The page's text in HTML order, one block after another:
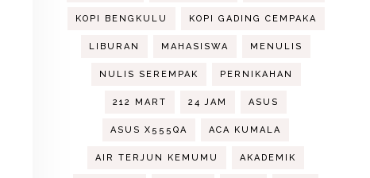
KOPI BENGKULU KOPI GADING CEMPAKA
LIBURAN MAHASISWA MENULIS
NULIS SEREMPAK PERNIKAHAN
212 MART 24 JAM ASUS
ASUS X555QA ACA KUMALA
AIR TERJUN KEMUMU AKADEMIK